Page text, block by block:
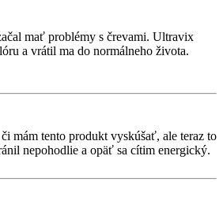
mať problémy s črevami. Ultravix
a vrátil ma do normálneho života.
mám tento produkt vyskúšať, ale teraz to
nepohodlie a opäť sa cítim energický.